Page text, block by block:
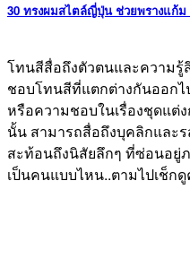
30 ทรงผมสไตล์ญี่ปุ่น ช่วยพรางแก้ม
โทนสีสื่อถึงตัวตนและความรู้
ชอบโทนสีที่แตกต่างกันออกไ
หรือความชอบในเรื่องชุดแต่
นั้น สามารถสื่อถึงบุคลิกและ
สะท้อนถึงนิสัยลึกๆ ที่ซ่อนอยู่ภ
เป็นคนแบบไหน..ตามไปเช็ก